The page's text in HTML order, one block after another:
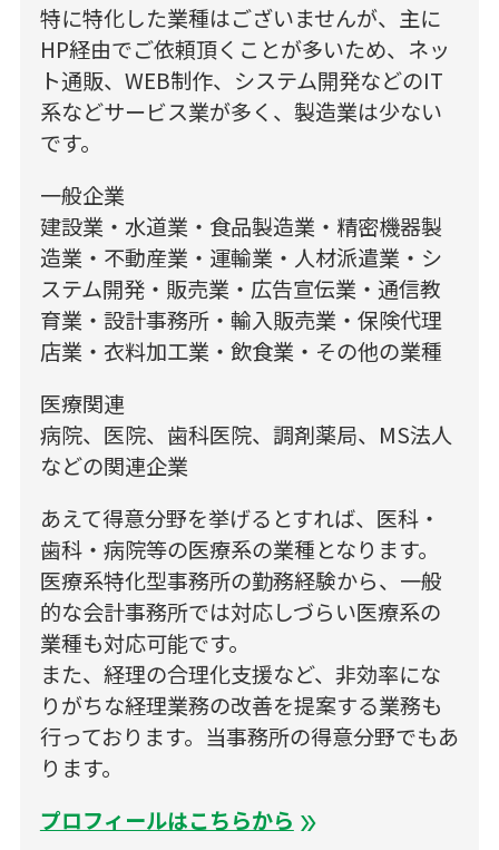
特に特化した業種はございませんが、主に
HP経由でご依頼頂くことが多いため、ネッ
ト通販、WEB制作、システム開発などのIT
系などサービス業が多く、製造業は少ない
です。
一般企業
建設業・水道業・食品製造業・精密機器製
造業・不動産業・運輸業・人材派遣業・シ
ステム開発・販売業・広告宣伝業・通信教
育業・設計事務所・輸入販売業・保険代理
店業・衣料加工業・飲食業・その他の業種
医療関連
病院、医院、歯科医院、調剤薬局、MS法人
などの関連企業
あえて得意分野を挙げるとすれば、医科・
歯科・病院等の医療系の業種となります。
医療系特化型事務所の勤務経験から、一般
的な会計事務所では対応しづらい医療系の
業種も対応可能です。
また、経理の合理化支援など、非効率にな
りがちな経理業務の改善を提案する業務も
行っております。当事務所の得意分野でもあ
ります。
プロフィールはこちらからdouble_arrow